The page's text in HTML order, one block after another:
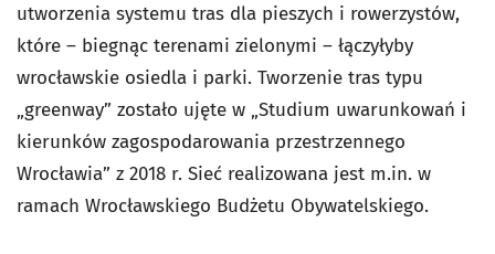
utworzenia systemu tras dla pieszych i rowerzystów,
które – biegnąc terenami zielonymi – łączyłyby
wrocławskie osiedla i parki. Tworzenie tras typu
„greenway” zostało ujęte w „Studium uwarunkowań i
kierunków zagospodarowania przestrzennego
Wrocławia” z 2018 r. Sieć realizowana jest m.in. w
ramach Wrocławskiego Budżetu Obywatelskiego.